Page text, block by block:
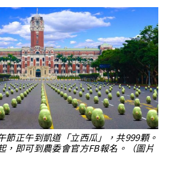
正午到凱道「立西瓜」，共999顆。
即可到農委會官方FB報名。（圖片